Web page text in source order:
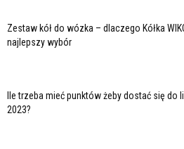
Zestaw kół do wózka – dlaczego Kółka
najlepszy wybór
Ile trzeba mieć punktów żeby dostać się do
2023?